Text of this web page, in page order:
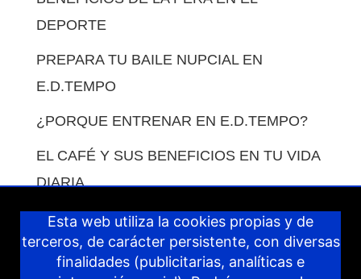
DEPORTE
PREPARA TU BAILE NUPCIAL EN
E.D.TEMPO
¿PORQUE ENTRENAR EN E.D.TEMPO?
EL CAFÉ Y SUS BENEFICIOS EN TU VIDA
DIARIA.
COMO COMPENSAR LAS COMIDAS EN
VACACIONES.
Esta web utiliza la cookies propias y de
terceros, de carácter persistente, con diversas
finalidades (publicitarias, analíticas e